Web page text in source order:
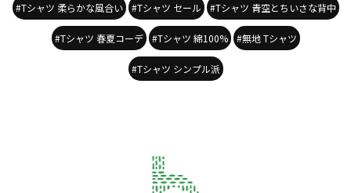
#Tシャツ 柔らかな風合い #Tシャツ セール #Tシャツ 青空とちいさな背中
#Tシャツ 春夏コーデ #Tシャツ 綿100% #無地 Tシャツ
#Tシャツ シンプル派